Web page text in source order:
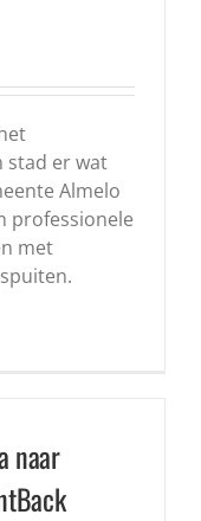
stad er wat
Almelo
professionele
met
naar